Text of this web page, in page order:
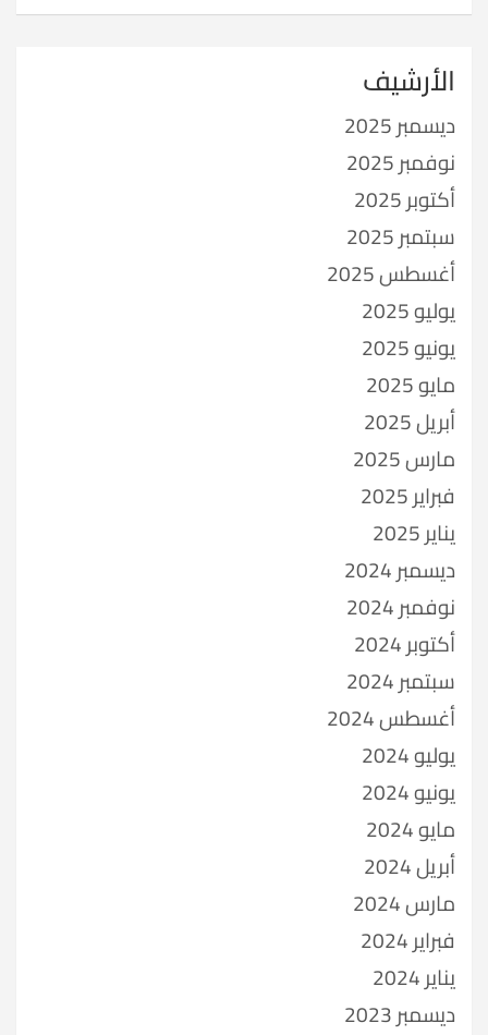
الأرشيف
ديسمبر 2025
نوفمبر 2025
أكتوبر 2025
سبتمبر 2025
أغسطس 2025
يوليو 2025
يونيو 2025
مايو 2025
أبريل 2025
مارس 2025
فبراير 2025
يناير 2025
ديسمبر 2024
نوفمبر 2024
أكتوبر 2024
سبتمبر 2024
أغسطس 2024
يوليو 2024
يونيو 2024
مايو 2024
أبريل 2024
مارس 2024
فبراير 2024
يناير 2024
ديسمبر 2023